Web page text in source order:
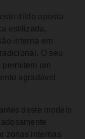
dildo aposta
estilizada,
interna em
O seu
um
agradável
deste modelo
zonas internas